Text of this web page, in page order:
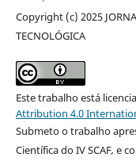
Copyright (c) 2025
TECNOLÓGICA
Este trabalho está
Attribution 4.0
Submeto o trabalho
Científica do IV SCAF, e